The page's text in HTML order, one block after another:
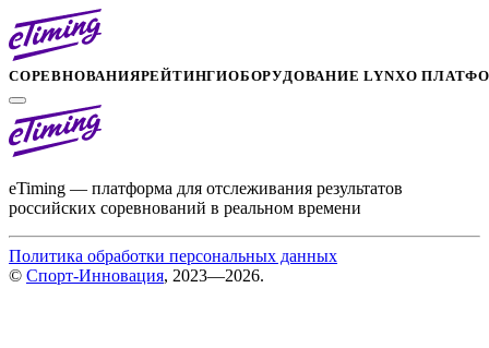
СОРЕВНОВАНИЯРЕЙТИНГИОБОРУДОВАНИЕ LYNXО
eTiming — платформа для отслеживания результатов
российских соревнований в реальном времени
Политика обработки персональных данных
© Спорт-Инновация, 2023—2026.